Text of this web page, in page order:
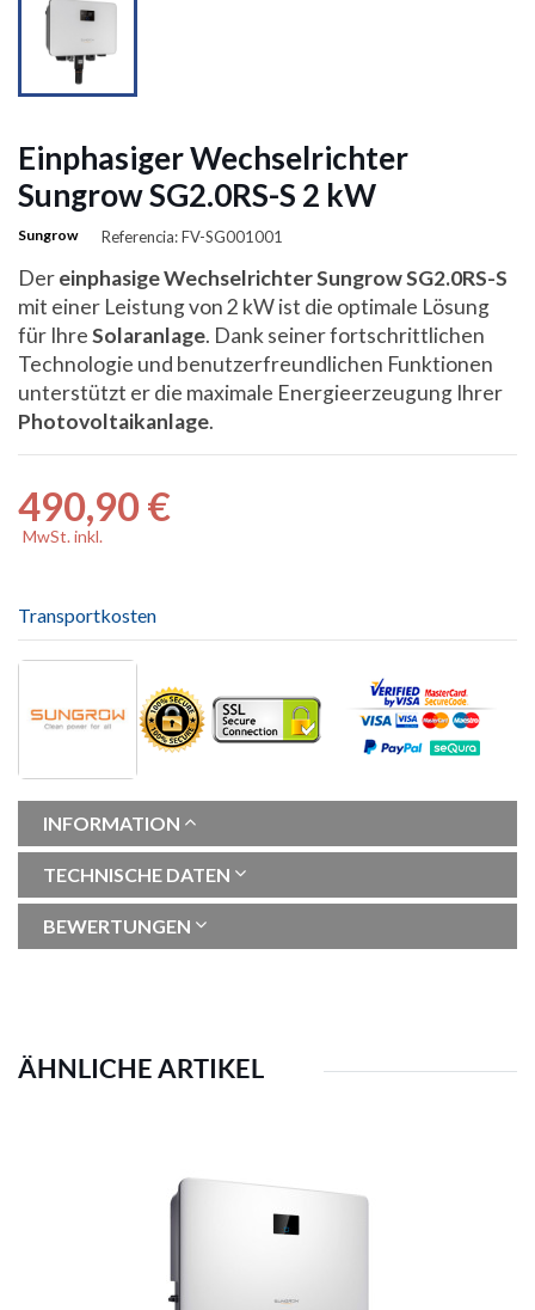
Einphasiger Wechselrichter
Sungrow SG2.0RS-S 2 kW
Sungrow Referencia: FV-SG001001
Dereinphasige Wechselrichter Sungrow SG2.0RS-S
mit einer Leistung von 2 kW ist die optimale Lösung
für IhreSolaranlage. Dank seiner fortschrittlichen
Technologie und benutzerfreundlichen Funktionen
unterstützt er die maximale Energieerzeugung Ihrer
Photovoltaikanlage.
490,90 €
MwSt. inkl.
Transportkosten
INFORMATION
TECHNISCHE DATEN
BEWERTUNGEN
ÄHNLICHE ARTIKEL